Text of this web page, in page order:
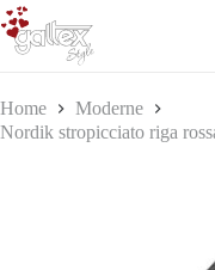
Salta
al
contenuto
Home
Moderne
Nordik stropicciato riga